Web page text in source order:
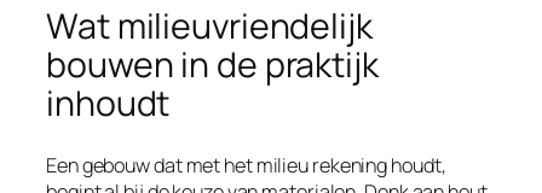
Wat milieuvriendelijk
bouwen in de praktijk
inhoudt
Een gebouw dat met het milieu rekening houdt,